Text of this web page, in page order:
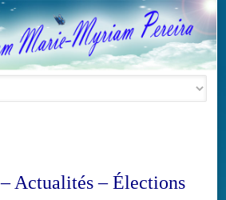
Actualités – Élections